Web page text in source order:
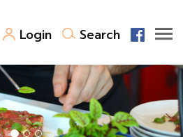
Login Search